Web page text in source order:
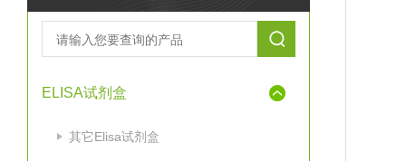
ELISA试剂盒
其它Elisa试剂盒